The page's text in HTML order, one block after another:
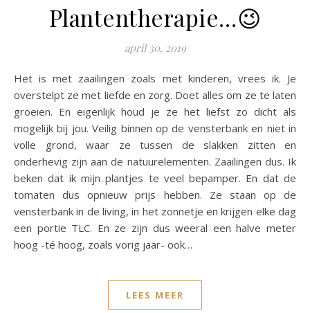
Plantentherapie…😉
april 30, 2019
Het is met zaailingen zoals met kinderen, vrees ik. Je
overstelpt ze met liefde en zorg. Doet alles om ze te laten
groeien. En eigenlijk houd je ze het liefst zo dicht als
mogelijk bij jou. Veilig binnen op de vensterbank en niet in
volle grond, waar ze tussen de slakken zitten en
onderhevig zijn aan de natuurelementen. Zaailingen dus. Ik
beken dat ik mijn plantjes te veel bepamper. En dat de
tomaten dus opnieuw prijs hebben. Ze staan op de
vensterbank in de living, in het zonnetje en krijgen elke dag
een portie TLC. En ze zijn dus weeral een halve meter
hoog -té hoog, zoals vorig jaar- ook…
LEES MEER